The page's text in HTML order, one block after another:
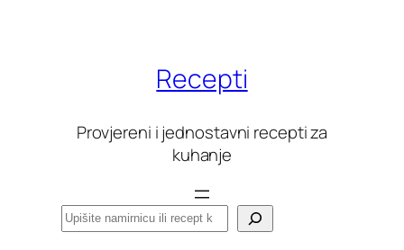
Recepti
Provjereni i jednostavni recepti za
kuhanje
Pretraga